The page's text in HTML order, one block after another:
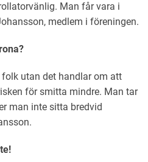
Man får vara i
medlem i föreningen.
utan det handlar om att
för smitta mindre. Man tar
man inte sitta bredvid